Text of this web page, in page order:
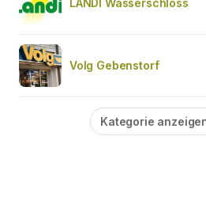
Volg Gebenstorf
Kategorie